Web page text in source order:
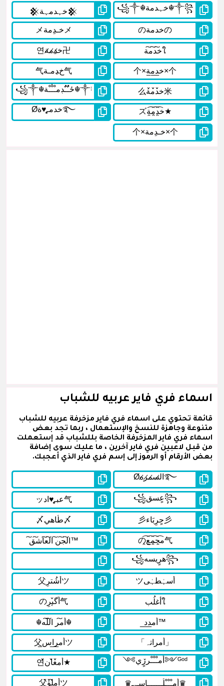
اسماء فري فاير عربيه للشباب
قائمة تحتوي على اسماء فري فاير مزخرفة عربيه للشباب
متنوعة وجاهزة للنسخ والإستعمال ، ربما تجد بعض
اسماء فري فاير المزخرفة الخاصة بللشباب قد إستعملت
من قبل لاعبين فري فاير آخرين ، ما عليك سوى إضافة
بعض الأرقام أو الرموز إلى إسم فري فاير الذي أعجبك.